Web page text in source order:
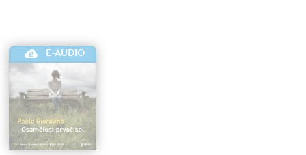
E-AUDIO